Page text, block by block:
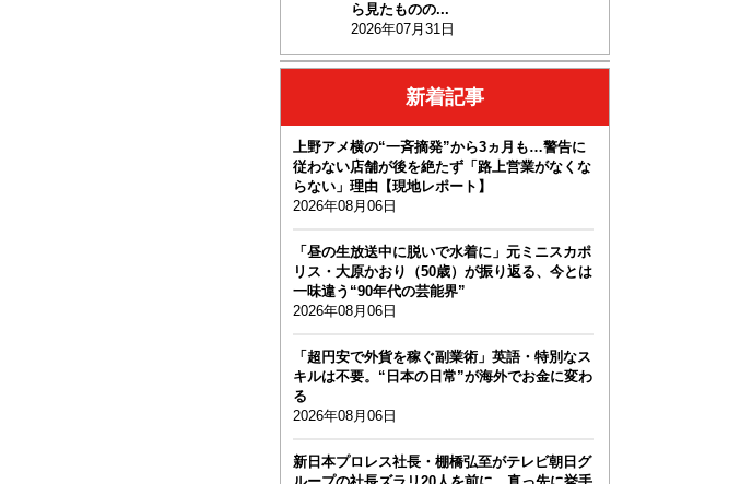
ら見たものの...
2026年07月31日
新着記事
上野アメ横の“一斉摘発”から3ヵ月も…警告に
従わない店舗が後を絶たず「路上営業がなくな
らない」理由【現地レポート】
2026年08月06日
「昼の生放送中に脱いで水着に」元ミニスカポ
リス・大原かおり（50歳）が振り返る、今とは
一味違う“90年代の芸能界”
2026年08月06日
「超円安で外貨を稼ぐ副業術」英語・特別なス
キルは不要。“日本の日常”が海外でお金に変わ
る
2026年08月06日
新日本プロレス社長・棚橋弘至がテレビ朝日グ